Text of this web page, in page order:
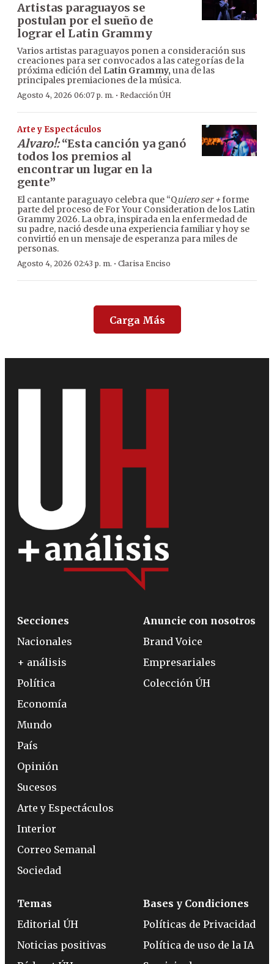
Artistas paraguayos se
postulan por el sueño de
lograr el Latin Grammy
Varios artistas paraguayos ponen a consideración sus
creaciones para ser convocados a las categorías de la
próxima edición del Latin Grammy, una de las
principales premiaciones de la música.
Agosto 4, 2026 06:07 p. m. · Redacción ÚH
Arte y Espectáculos
Alvaro!:“Esta canción ya ganó
todos los premios al
encontrar un lugar en la
gente”
El cantante paraguayo celebra que “Quiero ser +forme
parte del proceso de For Your Consideration de los Latin
Grammy 2026. La obra, inspirada en la enfermedad de
su padre, nació desde una experiencia familiar y hoy se
convirtió en un mensaje de esperanza para miles de
personas.
Agosto 4, 2026 02:43 p. m. · Clarisa Enciso
Carga Más
Secciones
Nacionales
+ análisis
Política
Economía
Mundo
País
Opinión
Sucesos
Arte y Espectáculos
Interior
Correo Semanal
Sociedad
Anuncie con nosotros
Brand Voice
Empresariales
Colección ÚH
Temas
Editorial ÚH
Noticias positivas
Bases y Condiciones
Políticas de Privacidad
Política de uso de la IA